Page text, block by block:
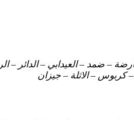
– ضمد – العيدابي – الدائر
كربوس – الاثلة – جيزان